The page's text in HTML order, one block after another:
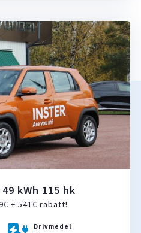
kWh 115 hk
+ 541€ rabatt!
Drivmedel